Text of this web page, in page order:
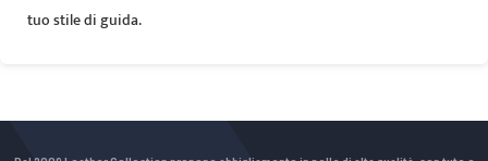
tuo stile di guida.